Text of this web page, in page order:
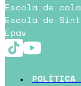
Escola de
Escola de
Epav
POLÍTICA